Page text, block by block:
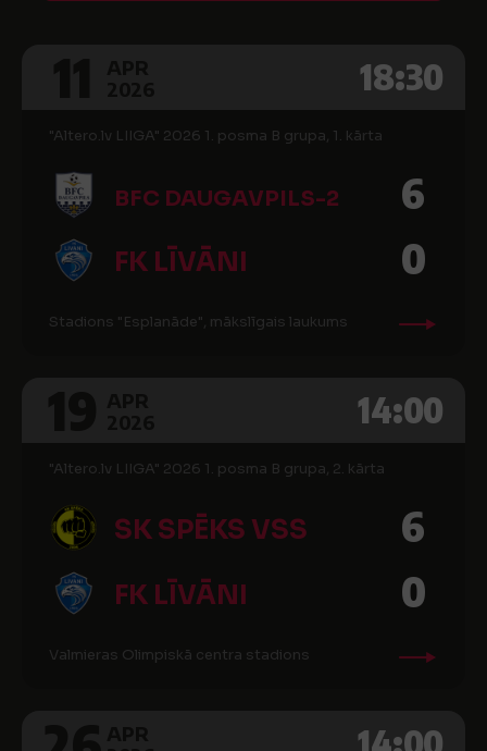
18:30
"Altero.lv LIIGA" 2026 1. posma B grupa, 1. kārta
BFC DAUGAVPILS-2 6
FK LĪVĀNI 0
Stadions "Esplanāde", mākslīgais laukums
14:00
"Altero.lv LIIGA" 2026 1. posma B grupa, 2. kārta
SK SPĒKS VSS 6
FK LĪVĀNI 0
Valmieras Olimpiskā centra stadions
14:00